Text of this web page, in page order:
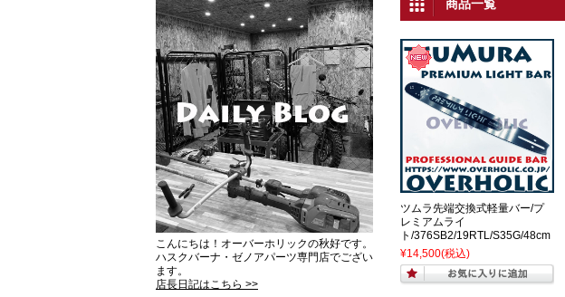
商品一覧
ツムラ先端交換式軽量バー/プ
レミアムライ
ト/376SB2/19RTL/S35G/48cm
¥14,500(税込)
こんにちは！オーバーホリックの秋好です。
ハスクバーナ・ゼノアパーツ専門店でござい
ます。
店長日記はこちら >>